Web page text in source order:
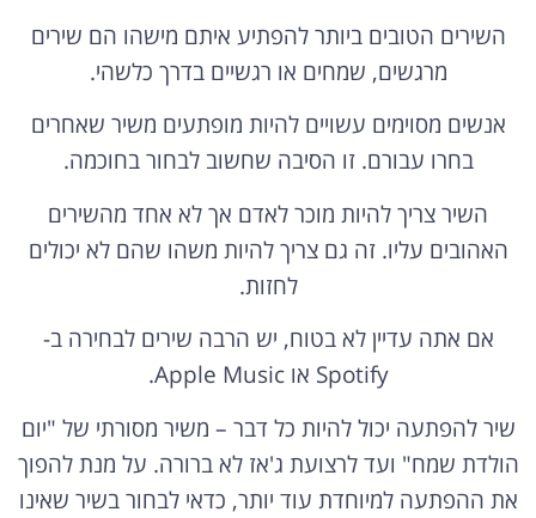
השירים הטובים ביותר להפתיע איתם מישהו הם שירים
מרגשים, שמחים או רגשיים בדרך כלשהי.
אנשים מסוימים עשויים להיות מופתעים משיר שאחרים
בחרו עבורם. זו הסיבה שחשוב לבחור בחוכמה.
השיר צריך להיות מוכר לאדם אך לא אחד מהשירים
האהובים עליו. זה גם צריך להיות משהו שהם לא יכולים
לחזות.
אם אתה עדיין לא בטוח, יש הרבה שירים לבחירה ב-
Spotify או Apple Music.
שיר להפתעה יכול להיות כל דבר – משיר מסורתי של "יום
הולדת שמח" ועד לרצועת ג'אז לא ברורה. על מנת להפוך
את ההפתעה למיוחדת עוד יותר, כדאי לבחור בשיר שאינו